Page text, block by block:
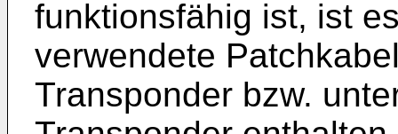
funktionsfähig ist, ist
verwendete
Transponder bzw.